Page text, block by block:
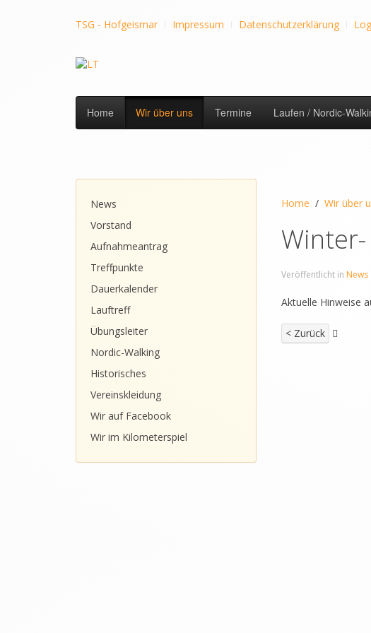
TSG - Hofgeismar Impressum Datenschutzerklärung
Home Wir über uns Termine Laufen / Nordic-
Home Wir über
Veröffentlicht in News
Aktuelle Hinweise
< Zurück
News
Vorstand
Aufnahmeantrag
Treffpunkte
Dauerkalender
Lauftreff
Übungsleiter
Nordic-Walking
Historisches
Vereinskleidung
Wir auf Facebook
Wir im Kilometerspiel